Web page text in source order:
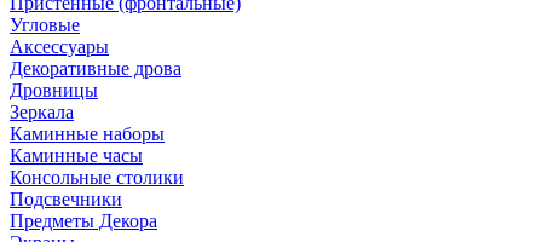
Угловые
Аксессуары
Декоративные дрова
Дровницы
Зеркала
Каминные наборы
Каминные часы
Консольные столики
Подсвечники
Предметы Декора